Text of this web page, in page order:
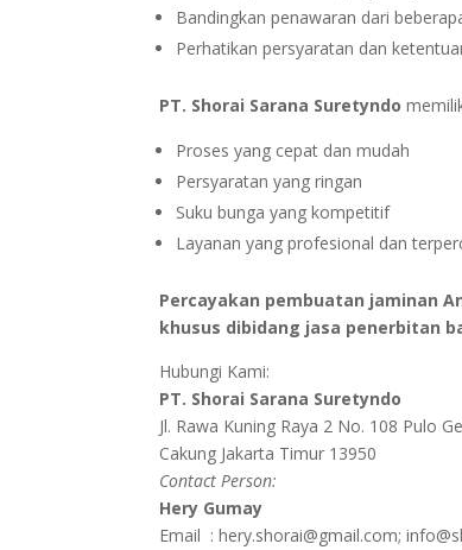
Bandingkan penawaran dari
Perhatikan persyaratan dan
PT. Shorai Sarana Suretyndo
Proses yang cepat dan mudah
Persyaratan yang ringan
Suku bunga yang kompetitif
Layanan yang profesional dan
Percayakan pembuatan jaminan
khusus dibidang jasa penerbitan
Hubungi Kami:
PT. Shorai Sarana Suretyndo
Jl. Rawa Kuning Raya 2 No. 108 Pulo
Cakung Jakarta Timur 13950
Contact Person:
Hery Gumay
Email : hery.shorai@gmail.com;